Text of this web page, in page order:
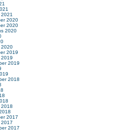
2020
2020
2020
2020
2019
2019
2018
2018
2017
2017